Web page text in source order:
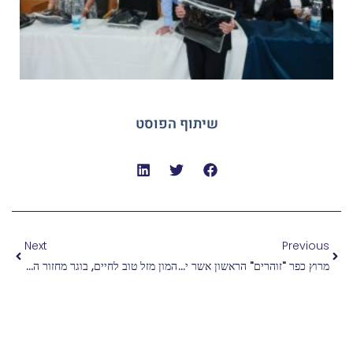
שיתוף הפוסט
Previous
מרוץ כפר "זוהרים" הראשון אשר יצא לדרך בשבוע שעבר, לזכרם של גיבורי ישראל שנפלו על הגנת המולדת במלחמה שעודנה נמשכת.
Next
המון מזל טוב לחיים, בוגר מחזור ה' של כפר הנוער "זוהרים", שנישא לרעייתו תחיה ושימח את כולנו עם קצת חדשות טובות בימים אלו.